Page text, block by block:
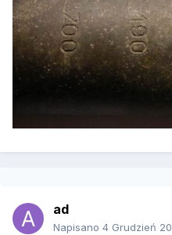
ad
Napisano 4 Grudzień